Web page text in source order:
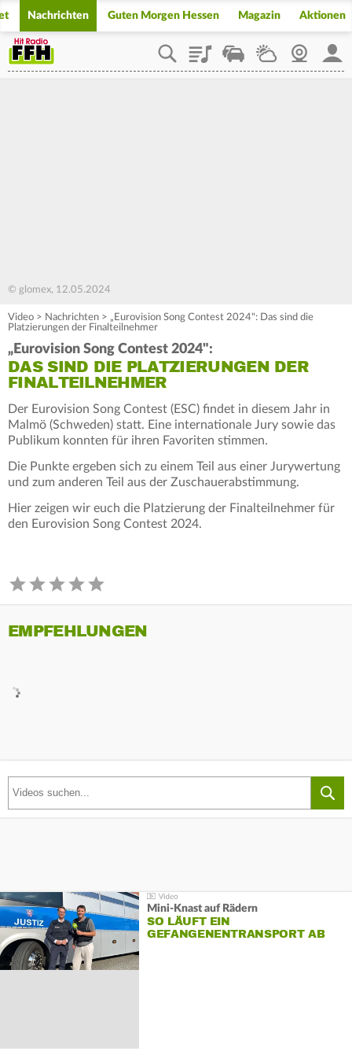
Nachrichten Guten Morgen Hessen Magazin Aktionen
PlaylistStaupilotWetterWebcam
© glomex, 12.05.2024
Video > Nachrichten > „Eurovision Song Contest 2024": Das sind die
Platzierungen der Finalteilnehmer
„Eurovision Song Contest 2024":
DAS SIND DIE PLATZIERUNGEN DER
FINALTEILNEHMER
Der Eurovision Song Contest (ESC) findet in diesem Jahr in
Malmö (Schweden) statt. Eine internationale Jury sowie das
Publikum konnten für ihren Favoriten stimmen.
Die Punkte ergeben sich zu einem Teil aus einer Jurywertung
und zum anderen Teil aus der Zuschauerabstimmung.
Hier zeigen wir euch die Platzierung der Finalteilnehmer für
den Eurovision Song Contest 2024.
EMPFEHLUNGEN
Mini-Knast auf Rädern
SO LÄUFT EIN
GEFANGENENTRANSPORT AB